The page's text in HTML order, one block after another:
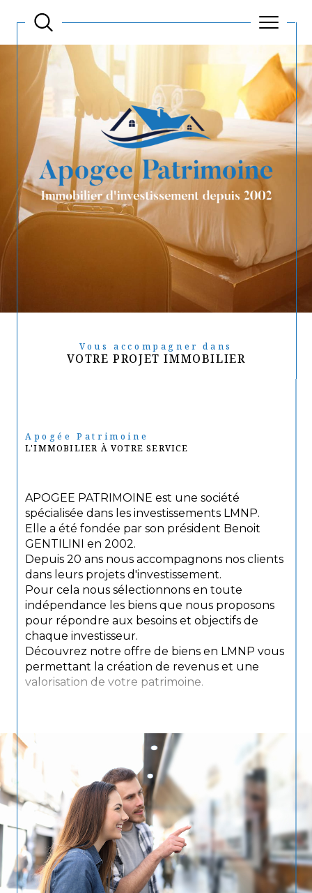
Vous accompagner dans
VOTRE PROJET IMMOBILIER
Apogée Patrimoine
L'IMMOBILIER À VOTRE SERVICE
APOGEE PATRIMOINE est une société
spécialisée dans les investissements LMNP.
Elle a été fondée par son président Benoit
GENTILINI en 2002.
Depuis 20 ans nous accompagnons nos clients
dans leurs projets d'investissement.
Pour cela nous sélectionnons en toute
indépendance les biens que nous proposons
pour répondre aux besoins et objectifs de
chaque investisseur.
Découvrez notre offre de biens en LMNP vous
permettant la création de revenus et une
valorisation de votre patrimoine.